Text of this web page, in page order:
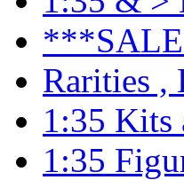
***SALE
Rarities ,
1:35 Kits
1:35